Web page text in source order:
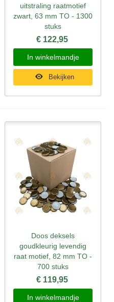
uitstraling raatmotief
zwart, 63 mm TO - 1300
stuks
€ 122,95
In winkelmandje
Bekijken
Doos deksels
goudkleurig levendig
raat motief, 82 mm TO -
700 stuks
€ 119,95
In winkelmandje